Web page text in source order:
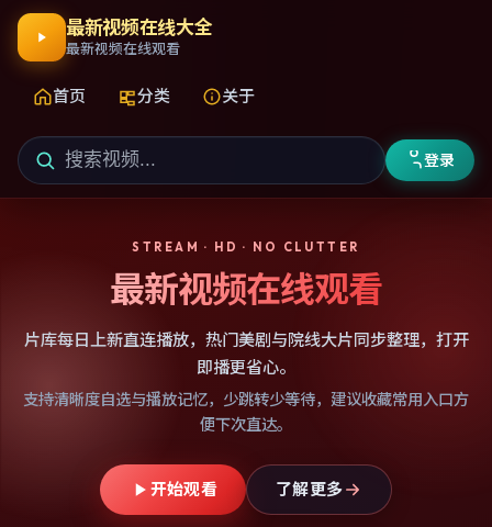
最新视频在线大全
最新视频在线观看
首页 分类 关于
登录
STREAM · HD · NO CLUTTER
最新视频在线观看
片库每日上新直连播放，热门美剧与院线大片同步整理，打开
即播更省心。
支持清晰度自选与播放记忆，少跳转少等待，建议收藏常用入口方
便下次直达。
开始观看 了解更多